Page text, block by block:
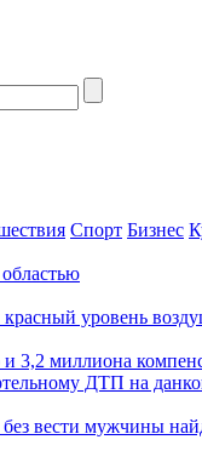
Спорт Бизнес
уровень
и 3,2 миллиона
ДТП на
вести мужчины